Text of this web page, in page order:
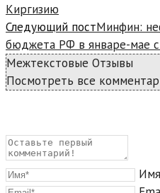
Киргизию
Следующий постМинфин:
бюджета РФ в январе-мае
Межтекстовые Отзывы
Посмотреть все